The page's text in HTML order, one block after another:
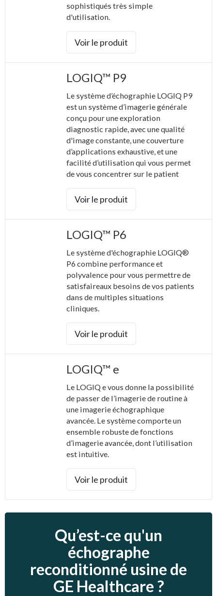
sophistiqués très simple
d'utilisation.
Voir le produit
LOGIQ™ P9
Le système d’échographie LOGIQ P9
est un système d’imagerie générale
conçu pour une exploration
diagnostic rapide, avec une qualité
d'image constante, une couverture
d’applications exhaustive, et une
facilité d’utilisation qui vous permet
de vous concentrer sur le patient
Voir le produit
LOGIQ™ P6
Le système d'échographie LOGIQ®
P6 combine performance et
polyvalence pour vous permettre de
satisfaireaux besoins de vos patients
dans de multiples situations
cliniques.
Voir le produit
LOGIQ™ e
Le LOGIQ e vous donne la possibilité
de passer de l’imagerie de routine à
une imagerie échographique
avancée. Le système comporte un
ensemble robuste de fonctions
d’imagerie avancée, dont l’utilisation
est intuitive.
Voir le produit
Qu’est-ce qu'un
échographe
reconditionné usine de
GE Healthcare ?